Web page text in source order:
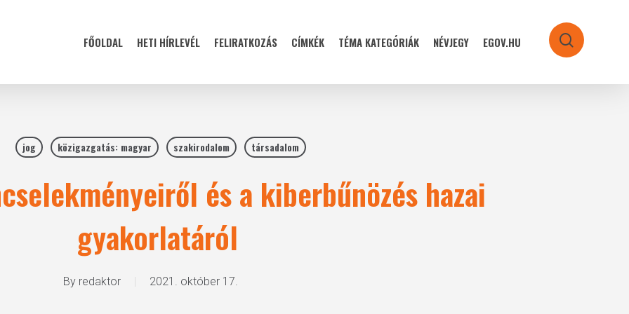
FŐOLDAL HETI HÍRLEVÉL FELIRATKOZÁS CÍMKÉK TÉMA KATEGÓRIÁK NÉVJEGY EGOV.HU search
jog közigazgatás: magyar szakirodalom társadalom
és a kiberbűnözés hazai
gyakorlatáról
By redaktor 2021. október 17.